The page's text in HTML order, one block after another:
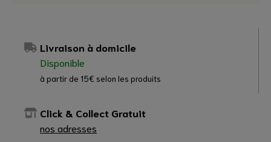
Livraison à domicile
Disponible
à partir de 15€ selon les produits
Click & Collect Gratuit
nos adresses